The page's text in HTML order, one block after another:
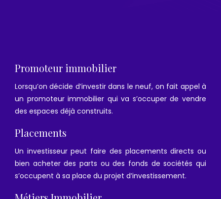
Promoteur immobilier
Lorsqu’on décide d’investir dans le neuf, on fait appel à
un promoteur immobilier qui va s’occuper de vendre
des espaces déjà construits.
Placements
Un investisseur peut faire des placements directs ou
bien acheter des parts ou des fonds de sociétés qui
s’occupent à sa place du projet d’investissement.